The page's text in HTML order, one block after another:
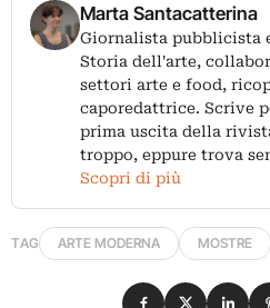
Marta Santacatterina
Giornalista pubblicista
Storia dell'arte,
settori arte e food,
caporedattrice. Scrive
prima uscita della
troppo, eppure trova
Scopri di più
TAG ARTE MODERNA MOSTRE
Condividi su
Condividi